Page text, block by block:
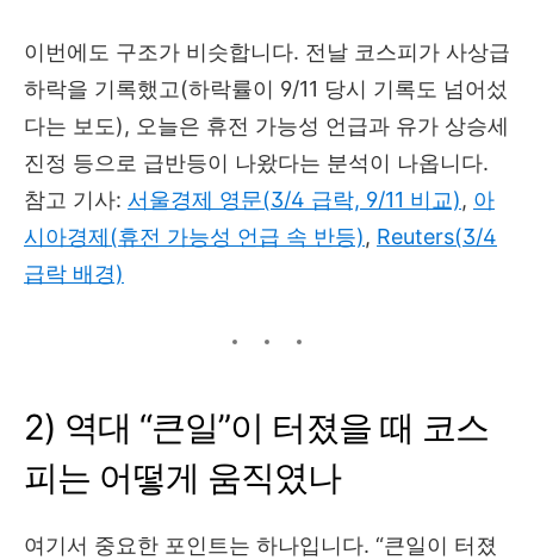
이번에도 구조가 비슷합니다. 전날 코스피가 사상급
하락을 기록했고(하락률이 9/11 당시 기록도 넘어섰
다는 보도), 오늘은 휴전 가능성 언급과 유가 상승세
진정 등으로 급반등이 나왔다는 분석이 나옵니다.
참고 기사: 서울경제 영문(3/4 급락, 9/11 비교), 아
시아경제(휴전 가능성 언급 속 반등), Reuters(3/4
급락 배경)
2) 역대 “큰일”이 터졌을 때 코스
피는 어떻게 움직였나
여기서 중요한 포인트는 하나입니다. “큰일이 터졌